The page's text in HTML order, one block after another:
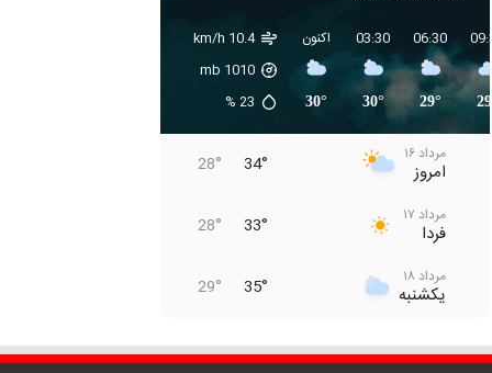
10.4 km/h
1010
23
%
اکنون
30°
03:30
30°
06:30
29°
مرداد ۱۶
امروز 34°
28°
مرداد ۱۷
فردا 33°
28°
مرداد ۱۸
یکشنبه 35°
29°
دوشنبه 37°
31°